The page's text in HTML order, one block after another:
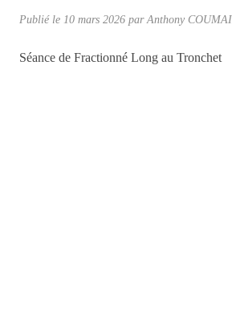
Publié le 10 mars 2026 parAnthony
Séance de Fractionné Long au Tronchet